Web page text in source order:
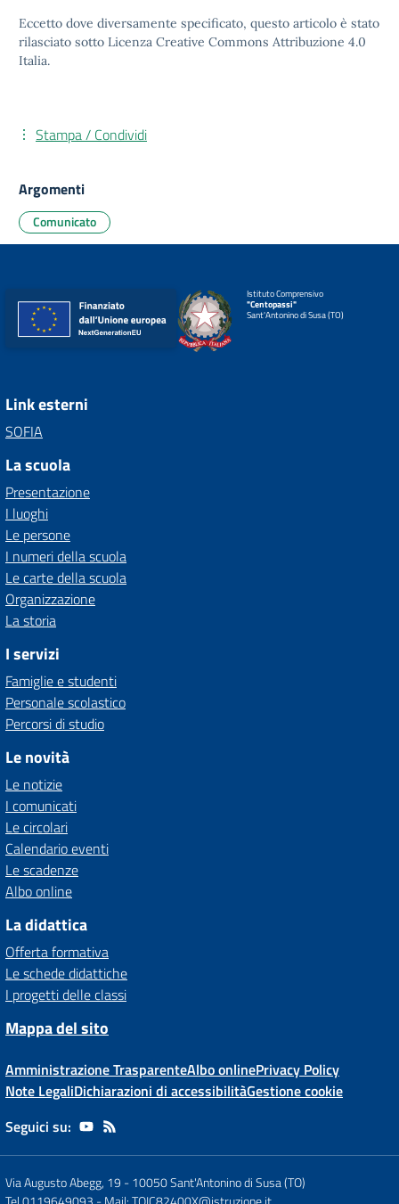
Eccetto dove diversamente specificato, questo articolo è stato
rilasciato sotto Licenza Creative Commons Attribuzione 4.0
Italia.
Stampa / Condividi
Argomenti
Comunicato
Istituto Comprensivo
"Centopassi"
Sant'Antonino di Susa (TO)
Link esterni
SOFIA
La scuola
Presentazione
I luoghi
Le persone
I numeri della scuola
Le carte della scuola
Organizzazione
La storia
I servizi
Famiglie e studenti
Personale scolastico
Percorsi di studio
Le novità
Le notizie
I comunicati
Le circolari
Calendario eventi
Le scadenze
Albo online
La didattica
Offerta formativa
Le schede didattiche
I progetti delle classi
Mappa del sito
Amministrazione TrasparenteAlbo onlinePrivacy Policy
Note LegaliDichiarazioni di accessibilitàGestione cookie
Seguici su:
Via Augusto Abegg, 19 -10050 Sant'Antonino di Susa (TO)